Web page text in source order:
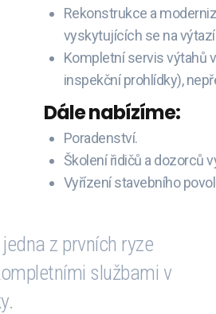
Rekonstrukce a
vyskytujících se na
Kompletní servis výtahů
inspekční prohlídky),
Dále nabízíme:
Poradenství.
Školení řidičů a dozorců
Vyřízení stavebního
z prvních ryze
službami v